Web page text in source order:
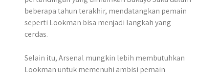
beberapa tahun terakhir, mendatangkan pemain
seperti Lookman bisa menjadi langkah yang
cerdas.
Selain itu, Arsenal mungkin lebih membutuhkan
Lookman untuk memenuhi ambisi pemain